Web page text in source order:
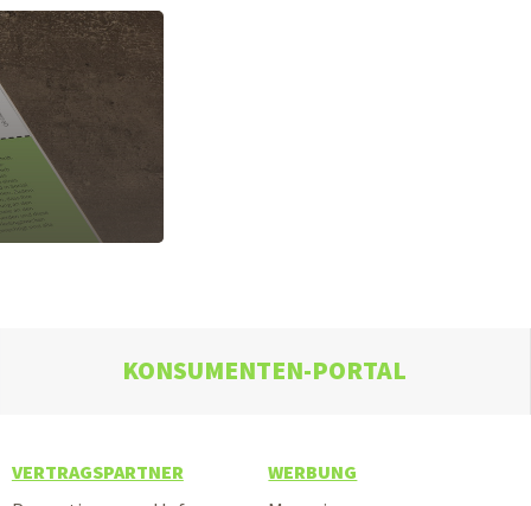
KONSUMENTEN-PORTAL
VERTRAGSPARTNER
WERBUNG